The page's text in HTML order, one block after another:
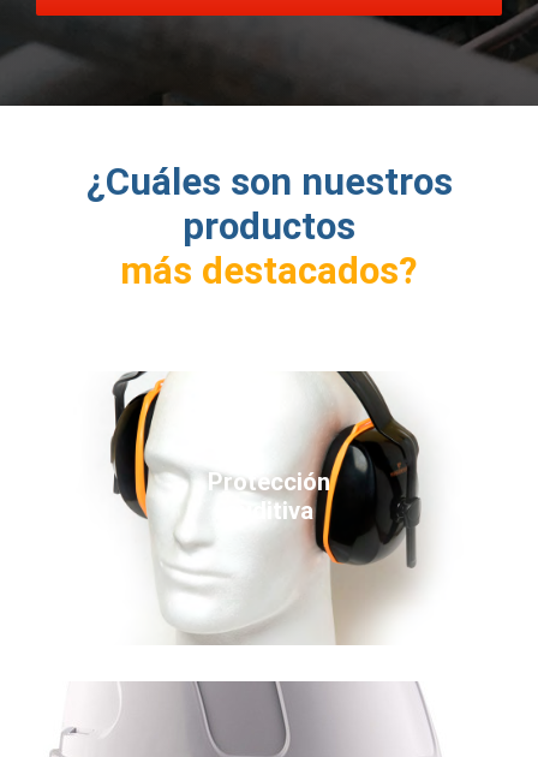
¿Cuáles son nuestros
productos
más destacados?
Protección
auditiva